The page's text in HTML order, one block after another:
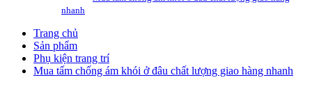
nhanh
Trang chủ
Sản phẩm
Phụ kiện trang trí
Mua tấm chống ám khói ở đâu chất lượng giao hàng nhanh